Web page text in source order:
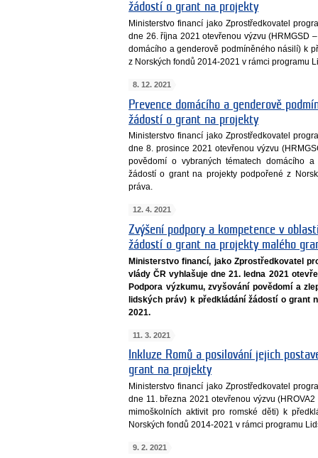
žádostí o grant na projekty
Ministerstvo financí jako Zprostředkovatel
dne 26. října 2021 otevřenou výzvu (HRMGSD
domácího a genderově podmíněného násilí) k
z Norských fondů 2014-2021 v rámci programu
8. 12. 2021
Prevence domácího a genderově
žádostí o grant na projekty
Ministerstvo financí jako Zprostředkovatel
dne 8. prosince 2021 otevřenou výzvu
povědomí o vybraných tématech domácího
žádostí o grant na projekty podpořené z
práva.
12. 4. 2021
Zvýšení podpory a kompetence v
žádostí o grant na projekty malého
Ministerstvo financí, jako Zprostředkovatel
vlády ČR vyhlašuje dne 21. ledna 2021
Podpora výzkumu, zvyšování povědomí a
lidských práv) k předkládání žádostí o grant
2021.
11. 3. 2021
Inkluze Romů a posilování jejich
grant na projekty
Ministerstvo financí jako Zprostředkovatel
dne 11. března 2021 otevřenou výzvu
mimoškolních aktivit pro romské děti) k
Norských fondů 2014-2021 v rámci programu
9. 2. 2021